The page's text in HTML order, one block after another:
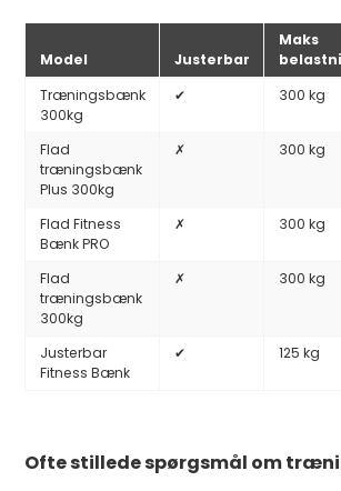
Model Justerbar
Maks
Træningsbænk
300kg
✔ 300 kg
Flad
træningsbænk
Plus 300kg
✗ 300 kg
Flad Fitness
Bænk PRO
✗ 300 kg
Flad
træningsbænk
300kg
✗ 300 kg
Justerbar
Fitness Bænk
✔ 125 kg
Ofte stillede spørgsmål om